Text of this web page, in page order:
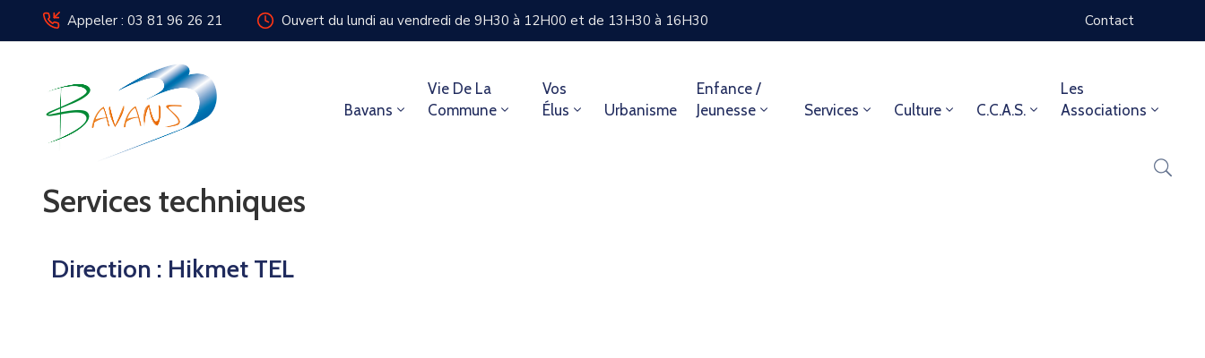
Appeler : 03 81 96 26 21 Ouvert du lundi au vendredi de 9H30 à 12H00 et de 13H30 à 16H30 Contact
Bavans
Vie De La
Commune
Vos
Élus
Urbanisme
Enfance /
Jeunesse
Services Culture C.C.A.S.
Les
Associations
Services techniques
Direction : Hikmet TEL